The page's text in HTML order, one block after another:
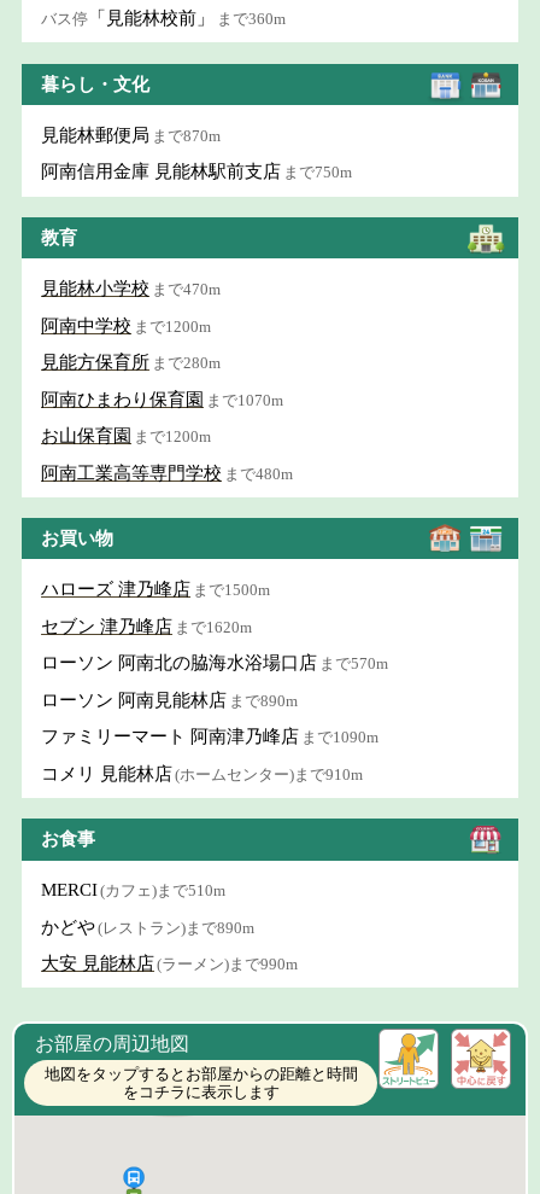
バス停 「見能林校前」 まで360m
暮らし・文化
見能林郵便局 まで870m
阿南信用金庫 見能林駅前支店 まで750m
教育
見能林小学校 まで470m
阿南中学校 まで1200m
見能方保育所 まで280m
阿南ひまわり保育園 まで1070m
お山保育園 まで1200m
阿南工業高等専門学校 まで480m
お買い物
ハローズ 津乃峰店 まで1500m
セブン 津乃峰店 まで1620m
ローソン 阿南北の脇海水浴場口店 まで570m
ローソン 阿南見能林店 まで890m
ファミリーマート 阿南津乃峰店 まで1090m
コメリ 見能林店(ホームセンター)まで910m
お食事
MERCI(カフェ)まで510m
かどや(レストラン)まで890m
大安 見能林店(ラーメン)まで990m
お部屋の周辺地図
地図をタップするとお部屋からの距離と時間
をコチラに表示します